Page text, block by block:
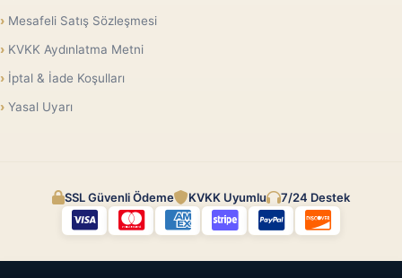
Mesafeli Satış Sözleşmesi
KVKK Aydınlatma Metni
İptal & İade Koşulları
Yasal Uyarı
SSL Güvenli Ödeme KVKK Uyumlu 7/24 Destek